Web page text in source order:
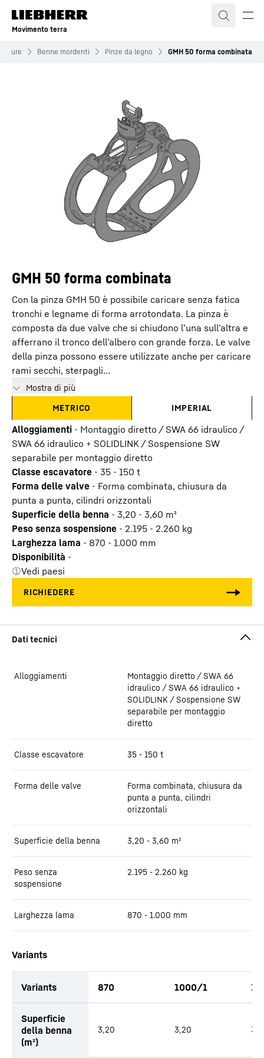
Movimento terra
Benne mordenti Pinze da legno GMH 50 forma combinata
GMH 50 forma combinata
Con la pinza GMH 50 è possibile caricare senza fatica
tronchi e legname di forma arrotondata. La pinza è
composta da due valve che si chiudono l’una sull’altra e
afferrano il tronco dell’albero con grande forza. Le valve
della pinza possono essere utilizzate anche per caricare
rami secchi, sterpagli...
Mostra di più
METRICO
IMPERIAL
Alloggiamenti - Montaggio diretto / SWA 66 idraulico /
SWA 66 idraulico + SOLIDLINK / Sospensione SW
separabile per montaggio diretto
Classe escavatore - 35 - 150 t
Forma delle valve - Forma combinata, chiusura da
punta a punta, cilindri orizzontali
Superficie della benna - 3,20 - 3,60 m²
Peso senza sospensione - 2.195 - 2.260 kg
Larghezza lama - 870 - 1.000 mm
Disponibilità -
Vedi paesi
Alloggiamenti
Montaggio diretto / SWA 66
idraulico / SWA 66 idraulico +
SOLIDLINK / Sospensione SW
separabile per montaggio
diretto
Classe escavatore 35 - 150 t
Forma delle valve
Forma combinata, chiusura da
punta a punta, cilindri
orizzontali
Superficie della benna 3,20 - 3,60 m²
Peso senza
sospensione
2.195 - 2.260 kg
Larghezza lama 870 - 1.000 mm
Variants
Variants 870 1000/1
Superficie
della benna
(m²)
3,20 3,20